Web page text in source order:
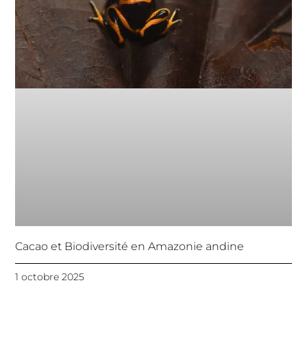
Cacao et Biodiversité en Amazonie andine
1 octobre 2025